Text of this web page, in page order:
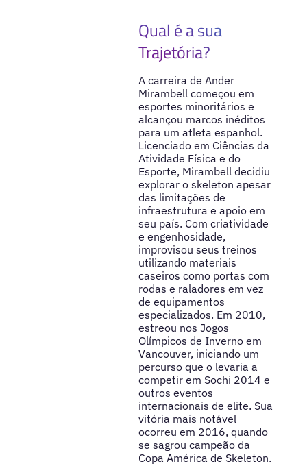
Qual é a sua
Trajetória?
A carreira de Ander
Mirambell começou em
esportes minoritários e
alcançou marcos inéditos
para um atleta espanhol.
Licenciado em Ciências da
Atividade Física e do
Esporte, Mirambell decidiu
explorar o skeleton apesar
das limitações de
infraestrutura e apoio em
seu país. Com criatividade
e engenhosidade,
improvisou seus treinos
utilizando materiais
caseiros como portas com
rodas e raladores em vez
de equipamentos
especializados. Em 2010,
estreou nos Jogos
Olímpicos de Inverno em
Vancouver, iniciando um
percurso que o levaria a
competir em Sochi 2014 e
outros eventos
internacionais de elite. Sua
vitória mais notável
ocorreu em 2016, quando
se sagrou campeão da
Copa América de Skeleton.